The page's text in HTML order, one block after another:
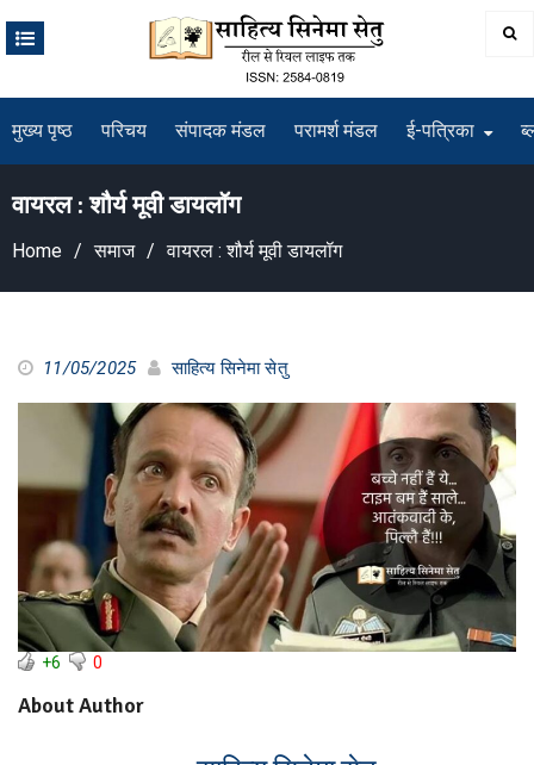
मुख्य पृष्ठ परिचय संपादक मंडल परामर्श मंडल ई-पत्रिका
वायरल : शौर्य मूवी डायलॉग
Home समाज वायरल : शौर्य मूवी डायलॉग
11/05/2025 साहित्य सिनेमा सेतु
+6 0
About Author